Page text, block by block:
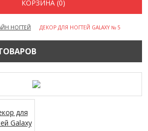
КОРЗИНА (0)
НОГТЕЙ ДЕКОР ДЛЯ НОГТЕЙ GALAXY № 5